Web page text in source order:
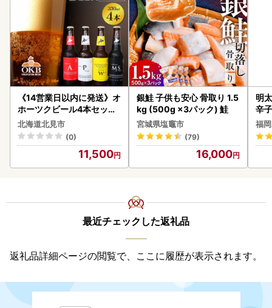
《14営業日以内に発送》オ
ホーツクビール4本セット
( 飲料 飲み物 お酒 ビール
クラフトビール 瓶ビール
贈答 ギフト 贈り物 お中元
御中元 お歳暮 御歳暮 お祝
い プレゼント モルトビー
北海道北見市
(0)
11,500
銀鮭 子供も安心 骨取り 1.5
kg (500g ×3パック) 鮭
宮城県塩竈市
(79)
16,000
明
辛
福
最近チェックした返礼品
返礼品詳細ページの閲覧で、ここに履歴が表示されます。